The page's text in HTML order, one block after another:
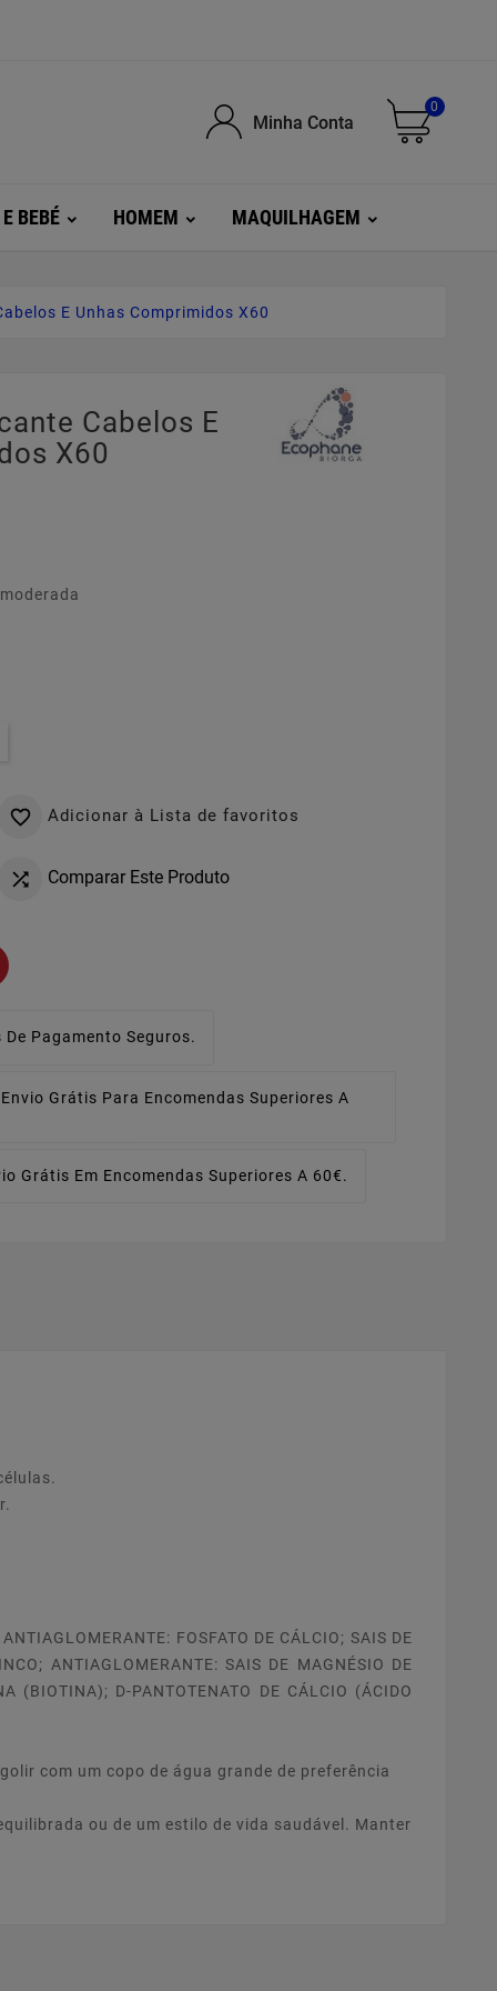
Minha Conta
0
BEBÉ HOMEM MAQUILHAGEM
E Unhas Comprimidos X60
Cabelos E
X60
 Adicionar à Lista de favoritos
 Comparar Este Produto
De Pagamento Seguros.
Envio Grátis Para Encomendas Superiores A
Grátis Em Encomendas Superiores A 60€.
FOSFATO DE CÁLCIO; SAIS DE
ANTIAGLOMERANTE: SAIS DE MAGNÉSIO DE
(BIOTINA); D-PANTOTENATO DE CÁLCIO (ÁCIDO
com um copo de água grande de preferência
ou de um estilo de vida saudável. Manter